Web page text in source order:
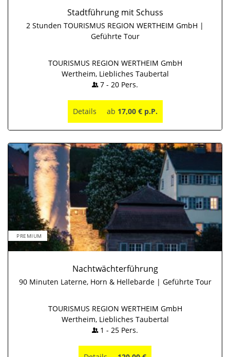
Stadtführung mit Schuss
2 Stunden TOURISMUS REGION WERTHEIM GmbH |
Geführte Tour
TOURISMUS REGION WERTHEIM GmbH
Wertheim, Liebliches Taubertal
7 - 20 Pers.
Details ab 17,00 € p.P.
PREMIUM
Nachtwächterführung
90 Minuten Laterne, Horn & Hellebarde | Geführte Tour
TOURISMUS REGION WERTHEIM GmbH
Wertheim, Liebliches Taubertal
1 - 25 Pers.